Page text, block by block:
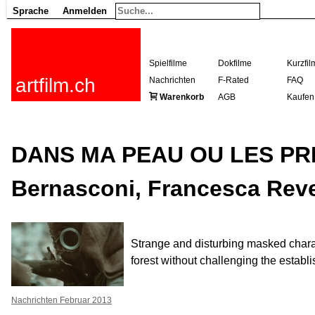
Sprache Anmelden
artfilm.ch
Spielfilme Dokfilme
Nachrichten
F-Rated
FAQ
Warenkorb
AGB Kaufen
DANS MA PEAU OU LES
Bernasconi, Francesca
Strange and disturbing masked
forest without challenging the
Nachrichten Februar 2013